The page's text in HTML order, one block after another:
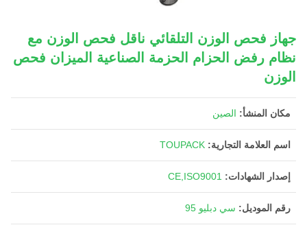
جهاز فحص الوزن التلقائي ناقل فحص الوزن مع
نظام رفض الحزام الحزمة الصناعية الميزان فحص
الوزن
مكان المنشأ: الصين
اسم العلامة التجارية: TOUPACK
إصدار الشهادات: CE,ISO9001
رقم الموديل: سي دبليو 95